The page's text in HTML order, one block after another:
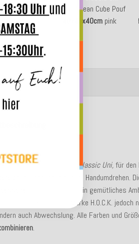
Sitzkissen
pink
Outdoor Bean Cube Pouf
40x40x40cmpink
eleganten Kissen-Serie Classic Uni,für den
gelingt Ihnen das im Handumdrehen.
sorgt sofort für ein gemütliches
gefüllten Kissen der Marke H.O.C.K.
auch Abwechslung. Alle Farben und
.